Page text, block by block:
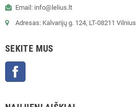
Email: info@lelius.lt
Adresas: Kalvarijų g. 124, LT-08211 Vilnius
SEKITE MUS